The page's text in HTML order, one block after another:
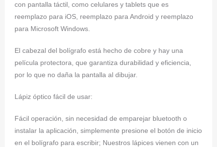
con pantalla táctil, como celulares y tablets que es
reemplazo para iOS, reemplazo para Android y reemplazo
para Microsoft Windows.
El cabezal del bolígrafo está hecho de cobre y hay una
película protectora, que garantiza durabilidad y eficiencia,
por lo que no daña la pantalla al dibujar.
Lápiz óptico fácil de usar:
Fácil operación, sin necesidad de emparejar bluetooth o
instalar la aplicación, simplemente presione el botón de inicio
en el bolígrafo para escribir; Nuestros lápices vienen con un